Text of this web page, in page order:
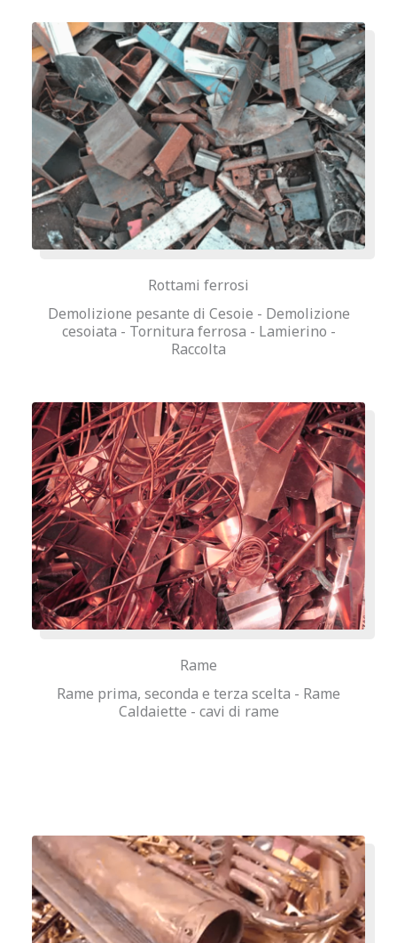
Rottami ferrosi
Demolizione pesante di Cesoie - Demolizione
cesoiata - Tornitura ferrosa - Lamierino -
Raccolta
Rame
Rame prima, seconda e terza scelta - Rame
Caldaiette - cavi di rame